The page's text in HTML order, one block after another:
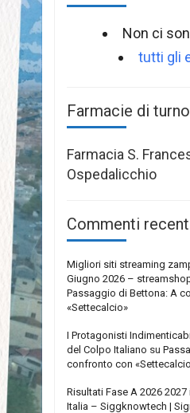
Non ci
tutti gli
Farmacie di turno
Farmacia S.
Ospedalicchio
Commenti
Migliori siti streaming
Giugno 2026 –
Passaggio di Bettona: A
«Settecalcio»
I Protagonisti
del Colpo Italiano su
confronto con
Risultati Fase A 2026 2027
Italia – Siggknowtech |